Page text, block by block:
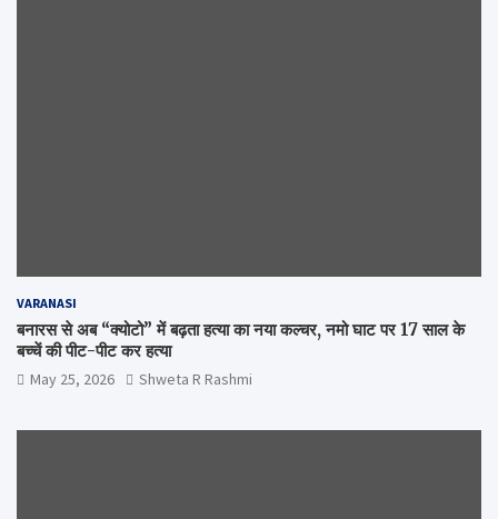
VARANASI
बनारस से अब “क्योटो” में बढ़ता हत्या का नया कल्चर, नमो घाट पर 17 साल के
बच्चें की पीट-पीट कर हत्या
May 25, 2026 Shweta R Rashmi